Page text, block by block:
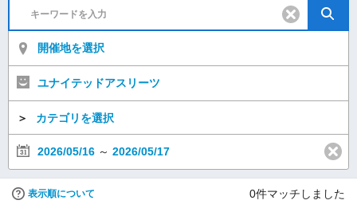
開催地を選択
ユナイテッドアスリーツ
＞ カテゴリを選択
2026/05/16 ～ 2026/05/17
表示順について 0件マッチしました